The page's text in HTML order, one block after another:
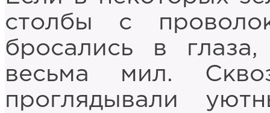
столбы с
бросались в
весьма мил.
проглядывали